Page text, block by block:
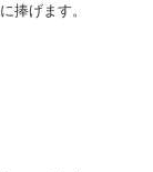
捧げます。